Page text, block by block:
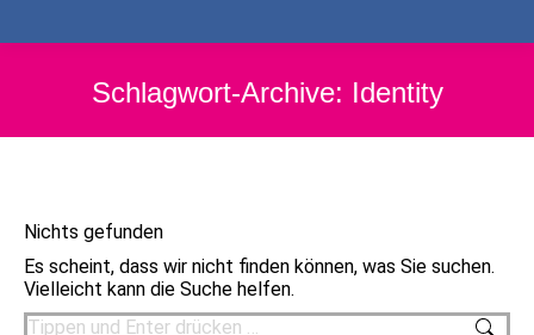
Schlagwort-Archive: Identity
Nichts gefunden
Es scheint, dass wir nicht finden können, was Sie suchen.
Vielleicht kann die Suche helfen.
Search: